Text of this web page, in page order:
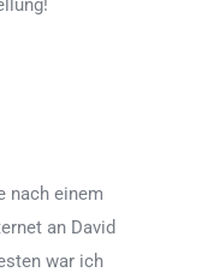
nach einem
an David
war ich